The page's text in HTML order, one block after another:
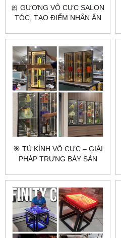
🎀 GƯƠNG VÔ CỰC SALON
TÓC, TẠO ĐIỂM NHẤN ẤN
🎯 TỦ KÍNH VÔ CỰC – GIẢI
PHÁP TRƯNG BÀY SẢN
CẤP